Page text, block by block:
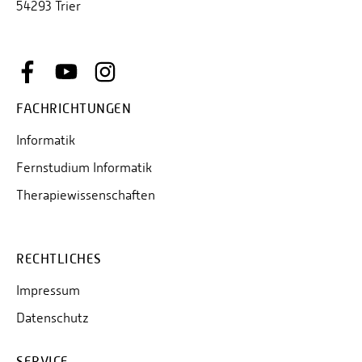
54293 Trier
FACHRICHTUNGEN
Informatik
Fernstudium Informatik
Therapiewissenschaften
RECHTLICHES
Impressum
Datenschutz